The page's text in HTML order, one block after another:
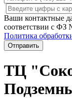
Ваши контактные
соответствии с ФЗ
Политика
ТЦ